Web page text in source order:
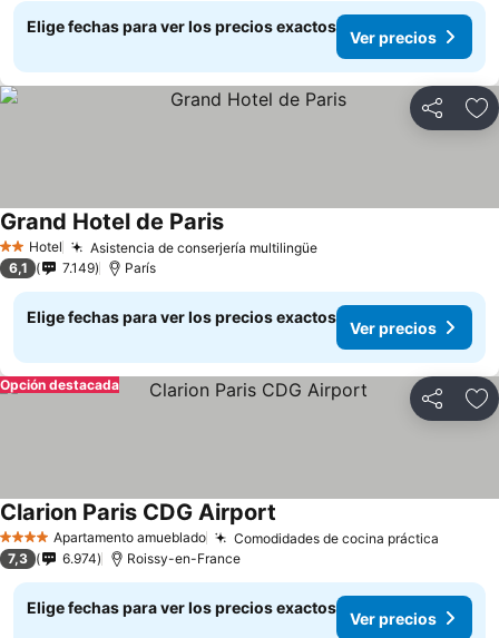
Elige fechas para ver los precios exactos
Ver precios
Compartir
2 Estrellas
Hotel Asistencia de conserjería multilingüe
Grand Hotel de Paris
6,1 7.149 París
Elige fechas para ver los precios exactos
Ver precios
Compartir
Opción destacada
4 EstrellasApartamento amueblado Comodidades de cocina práctica
Clarion Paris CDG Airport
7,3 6.974 Roissy-en-France
Elige fechas para ver los precios exactos
Ver precios